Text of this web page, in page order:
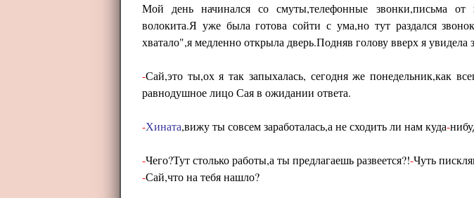
Рецензии
На проверке
Отправить
Мой день начинался со смуты,телефонные звонки,письма от
волокита.Я уже была готова сойти с ума,но тут раздался
хватало",я медленно открыла дверь.Подняв голову вверх я увидела
-Сай,это ты,ох я так запыхалась, сегодня же понедельник,как
равнодушное лицо Сая в ожидании ответа.
-Хината,вижу ты совсем заработалась,а не сходить ли нам куда-
-Чего?Тут столько работы,а ты предлагаешь развеется?!-Чуть
-Сай,что на тебя нашло?